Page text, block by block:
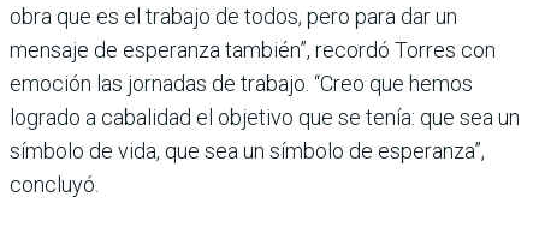
obra que es el trabajo de todos, pero para dar un
mensaje de esperanza también”, recordó Torres con
emoción las jornadas de trabajo. “Creo que hemos
logrado a cabalidad el objetivo que se tenía: que sea un
símbolo de vida, que sea un símbolo de esperanza”,
concluyó.